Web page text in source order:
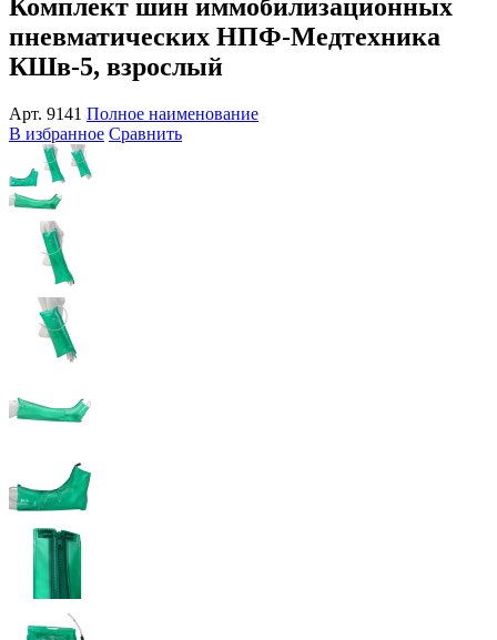
Комплект шин иммобилизационных
пневматических НПФ-Медтехника
КШв-5, взрослый
Арт. 9141 Полное наименование
В избранное Сравнить